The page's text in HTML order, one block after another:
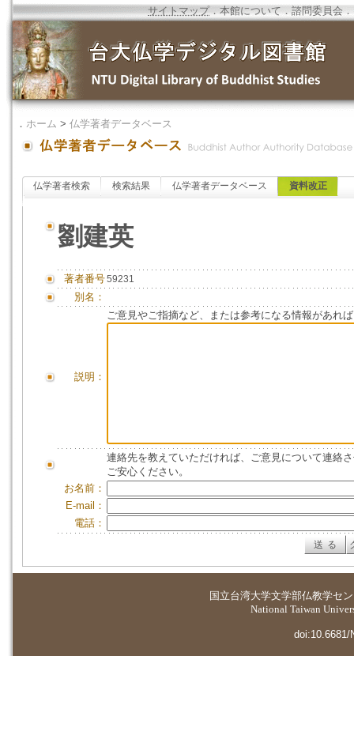
サイトマップ．本館について ．諮問委員会 ．
． ホーム > 仏学著者データベース
仏学著者検索 検索結果 仏学著者データベース 資料改正
劉建英
著者番号59231
別名：
説明：
ご意見やご指摘など、または参考になる情報があれ
連絡先を教えていただければ、ご意見について連絡
ご安心ください。
お名前：
E-mail：
電話：
国立台湾大学文学部仏教学セ
National Taiwan
doi:10.6681/